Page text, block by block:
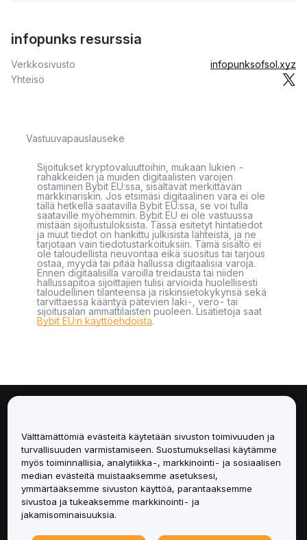
infopunks resurssia
Verkkosivusto
infopunksofsol.xyz
Yhteisö
Vastuuvapauslauseke
Sijoitukset kryptovaluuttoihin, mukaan lukien -
rahakkeiden ja muiden digitaalisten varojen
ostaminen Bybit EU:ssa, sisältävät merkittävän
markkinariskin. Jos etsimäsi digitaalinen vara ei ole
tällä hetkellä saatavilla Bybit EU:ssa, se voi tulla
saataville myöhemmin. Bybit EU ei ole vastuussa
mistään sijoitustuloksista. Tässä esitetyt hintatiedot
ja muut tiedot on hankittu julkisista lähteistä, ja ne
tarjotaan vain tiedotustarkoituksiin. Tämä sisältö ei
ole taloudellista neuvontaa eikä suositus tai tarjous
ostaa, myydä tai pitää hallussa digitaalisia varoja.
Ennen digitaalisilla varoilla treidausta tai niiden
hallussapitoa sijoittajien tulisi arvioida huolellisesti
taloudellinen tilanteensa ja riskinsietokykynsä sekä
tarvittaessa kääntyä pätevien laki-, vero- tai
sijoitusalan ammattilaisten puoleen. Lisätietoja saat
Bybit EU:n käyttöehdoista.
Palvelut
Tuki
Tuotteet
Välttämättömiä evästeitä käytetään sivuston toimivuuden ja
turvallisuuden varmistamiseen. Suostumuksellasi käytämme
myös toiminnallisia, analytiikka-, markkinointi- ja sosiaalisen
median evästeitä muistaaksemme asetuksesi,
ymmärtääksemme sivuston käyttöä, parantaaksemme
sivustoa ja tukeaksemme markkinointi- ja
jakamisominaisuuksia.